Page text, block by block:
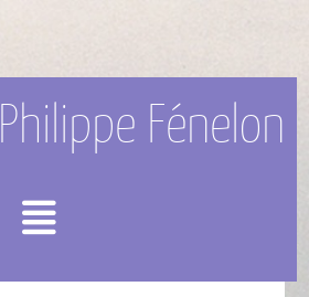
Philippe Fénelon